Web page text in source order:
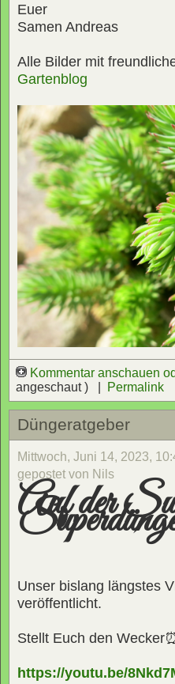
Euer
Samen Andreas
Alle Bilder mit
Gartenblog
Kommentar anschauen
angeschaut ) |
Permalink
Düngeratgeber
Mittwoch, Juni 14, 2023,
gepostet von Nils
Auf der
Unser bislang längstes
veröffentlicht.
Stellt Euch den
https://youtu.be/